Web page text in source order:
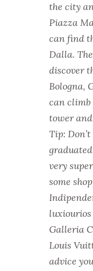
the city
Piazza
can find
Dalla.
discover
Bologna,
can climb
tower
Tip:
graduated
very
some
luxiourios
Galleria
Louis
advice